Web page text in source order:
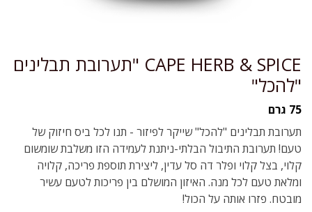
CAPE HERB & SPICE "תערובת תבלינים
"להכל"
75 גרם
תערובת תבלינים "להכל" שייקר לפיזור - תנו לכל ביס חיזוק של
טעם! תערובת התיבול הבלתי-ניתנת לעמידה הזו משלבת שומשום
קלוי, בצל קלוי ופלר דה סל עדין, ליצירת תוספת פריכה, קלויה
ומלאת טעם לכל מנה. האיזון המושלם בין פריכות לטעם עשיר
מובטח. פזרו אותה על הכול!